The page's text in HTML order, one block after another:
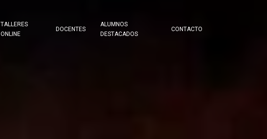
TALLERES
ONLINE
DOCENTES
ALUMNOS
DESTACADOS
CONTACTO